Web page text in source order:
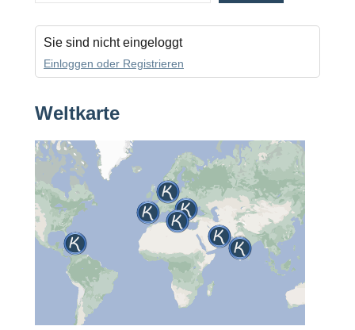
Sie sind nicht eingeloggt
Einloggen oder Registrieren
Weltkarte